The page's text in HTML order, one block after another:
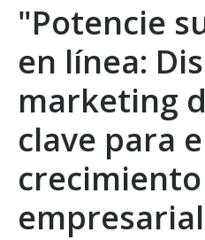
"Potencie
en línea:
marketing
clave para
crecimiento